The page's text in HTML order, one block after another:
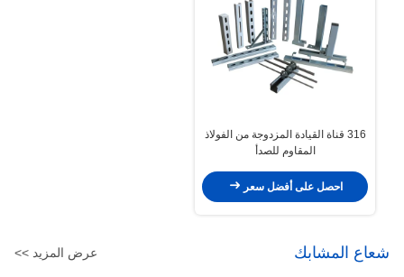
316 قناة القيادة المزدوجة من الفولاذ
المقاوم للصدأ
احصل على أفضل سعر
شعاع المشابك عرض المزيد >>